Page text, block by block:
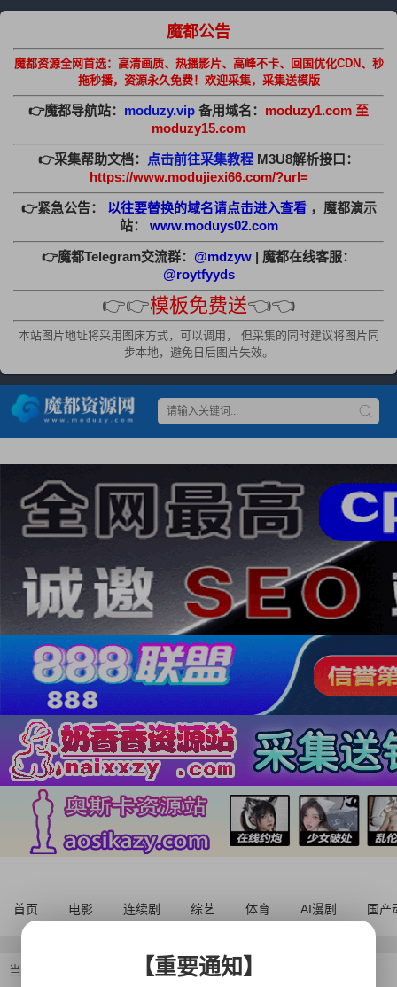
魔都公告
魔都资源全网首选：高清画质、热播影片、高峰不卡、回国优化CDN、秒
拖秒播，资源永久免费！欢迎采集，采集送模版
👉魔都导航站： moduzy.vip 备用域名： moduzy1.com 至
moduzy15.com
👉采集帮助文档： 点击前往采集教程 M3U8解析接口：
https://www.modujiexi66.com/?url=
👉紧急公告： 以往要替换的域名请点击进入查看 ，魔都演示
站：
www.moduys02.com
👉魔都Telegram交流群： @mdzyw | 魔都在线客服：
@roytfyyds
👉👉模板免费送👈👈
本站图片地址将采用图床方式，可以调用， 但采集的同时建议将图片同
步本地，避免日后图片失效。
首页 电影 连续剧 综艺 体育 AI漫剧 国产
当前位置： 欧美动漫>新地球总统第二季
【重要通知】